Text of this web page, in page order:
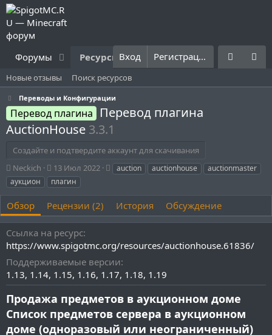
Форумы Ресурсы Что нового? Правила
Вход Регистрация
Новые отзывы Поиск ресурсов
Переводы и Конфигурации
Перевод плагина
Перевод плагина
AuctionHouse 3.3.1
Создайте и подтвердите аккаунт для скачивания
А
в
т
о
р
Neckich
Д
а
т
с
о
з
д
н
и
я
13 Июл 2022
Т auction auctionhouse
auctionmaster
аукцион
плагин
Обзор Рецензии (2) История Обсуждение
Ссылка на ресурс
https://www.spigotmc.org/resources/auctionhouse.61836/
Поддерживаемые версии
1.13 1.14 1.15 1.16 1.17 1.18 1.19
Продажа предметов в аукционном доме
Список предметов сервера в аукционном
доме (одноразовый или неограниченный)